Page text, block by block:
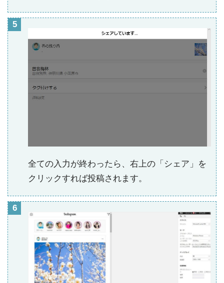
全ての入力が終わったら、右上の「シェア」を
クリックすれば投稿されます。